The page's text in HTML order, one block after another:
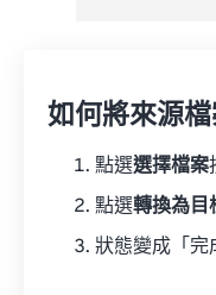
如何將來源
點選選擇檔案
點選轉換為目
狀態變成「完